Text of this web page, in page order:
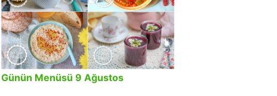
Günün Menüsü 9 Ağustos